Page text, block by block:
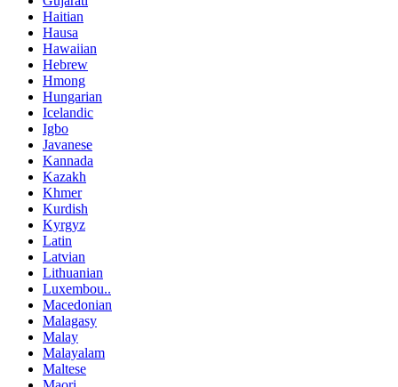
Haitian
Hausa
Hawaiian
Hebrew
Hmong
Hungarian
Icelandic
Igbo
Javanese
Kannada
Kazakh
Khmer
Kurdish
Kyrgyz
Latin
Latvian
Lithuanian
Luxembou..
Macedonian
Malagasy
Malay
Malayalam
Maltese